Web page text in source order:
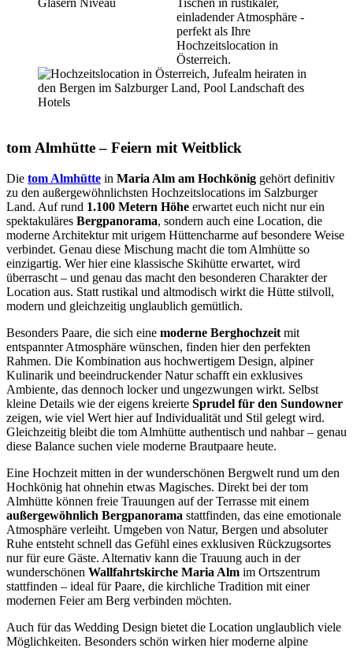
tom Almhütte – Feiern mit Weitblick
Die tom Almhütte in Maria Alm am Hochkönig gehört definitiv
zu den außergewöhnlichsten Hochzeitslocations im Salzburger
Land. Auf rund 1.100 Metern Höhe erwartet euch nicht nur ein
spektakuläres Bergpanorama, sondern auch eine Location, die
moderne Architektur mit urigem Hüttencharme auf besondere Weise
verbindet. Genau diese Mischung macht die tom Almhütte so
einzigartig. Wer hier eine klassische Skihütte erwartet, wird
überrascht – und genau das macht den besonderen Charakter der
Location aus. Statt rustikal und altmodisch wirkt die Hütte stilvoll,
modern und gleichzeitig unglaublich gemütlich.
Besonders Paare, die sich eine moderne Berghochzeit mit
entspannter Atmosphäre wünschen, finden hier den perfekten
Rahmen. Die Kombination aus hochwertigem Design, alpiner
Kulinarik und beeindruckender Natur schafft ein exklusives
Ambiente, das dennoch locker und ungezwungen wirkt. Selbst
kleine Details wie der eigens kreierte Sprudel für den Sundowner
zeigen, wie viel Wert hier auf Individualität und Stil gelegt wird.
Gleichzeitig bleibt die tom Almhütte authentisch und nahbar – genau
diese Balance suchen viele moderne Brautpaare heute.
Eine Hochzeit mitten in der wunderschönen Bergwelt rund um den
Hochkönig hat ohnehin etwas Magisches. Direkt bei der tom
Almhütte können freie Trauungen auf der Terrasse mit einem
außergewöhnlich Bergpanorama stattfinden, das eine emotionale
Atmosphäre verleiht. Umgeben von Natur, Bergen und absoluter
Ruhe entsteht schnell das Gefühl eines exklusiven Rückzugsortes
nur für eure Gäste. Alternativ kann die Trauung auch in der
wunderschönen Wallfahrtskirche Maria Alm im Ortszentrum
stattfinden – ideal für Paare, die kirchliche Tradition mit einer
modernen Feier am Berg verbinden möchten.
Auch für das Wedding Design bietet die Location unglaublich viele
Möglichkeiten. Besonders schön wirken hier moderne alpine